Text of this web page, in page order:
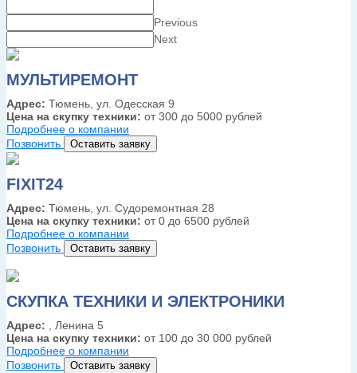
Previous
Next
МУЛЬТИРЕМОНТ
Адрес: Тюмень, ул. Одесская 9
Цена на скупку техники: от 300 до 5000 рублей
Подробнее о компании
Позвонить
Оставить заявку
FIXIT24
Адрес: Тюмень, ул. Судоремонтная 28
Цена на скупку техники: от 0 до 6500 рублей
Подробнее о компании
Позвонить
Оставить заявку
СКУПКА ТЕХНИКИ И ЭЛЕКТРОНИКИ
Адрес: , Ленина 5
Цена на скупку техники: от 100 до 30 000 рублей
Подробнее о компании
Позвонить
Оставить заявку